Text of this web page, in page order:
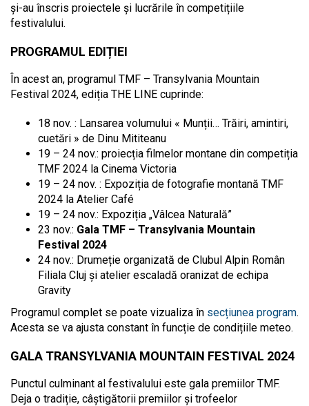
și-au înscris proiectele și lucrările în competițiile
festivalului.
PROGRAMUL EDIȚIEI
În acest an, programul TMF – Transylvania Mountain
Festival 2024, ediția THE LINE cuprinde:
18 nov. : Lansarea volumului « Munții… Trăiri, amintiri,
cuetări » de Dinu Mititeanu
19 – 24 nov.: proiecția filmelor montane din competiția
TMF 2024 la Cinema Victoria
19 – 24 nov. : Expoziția de fotografie montană TMF
2024 la Atelier Café
19 – 24 nov.: Expoziția „Vâlcea Naturală”
23 nov.: Gala TMF – Transylvania Mountain
Festival 2024
24 nov.: Drumeție organizată de Clubul Alpin Român
Filiala Cluj și atelier escaladă oranizat de echipa
Gravity
Programul complet se poate vizualiza în secțiunea program.
Acesta se va ajusta constant în funcție de condițiile meteo.
GALA TRANSYLVANIA MOUNTAIN FESTIVAL 2024
Punctul culminant al festivalului este gala premiilor TMF.
Deja o tradiție, câștigătorii premiilor și trofeelor